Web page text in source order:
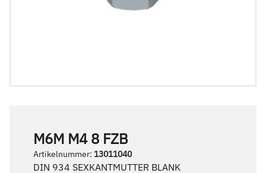
M6M M4 8 FZB
Artikelnummer: 13011040
DIN 934 SEXKANTMUTTER BLANK